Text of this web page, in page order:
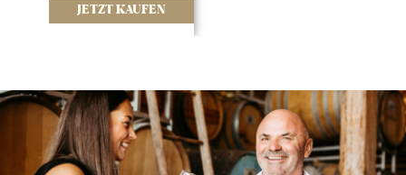
JETZT KAUFEN